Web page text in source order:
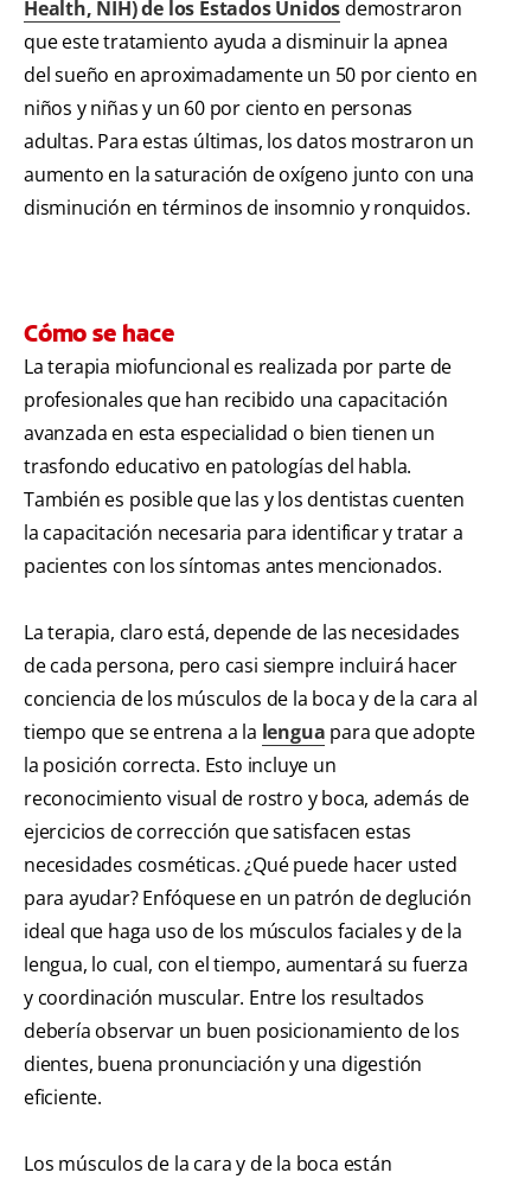
Health, NIH) de los Estados Unidosdemostraron
que este tratamiento ayuda a disminuir la apnea
del sueño en aproximadamente un 50 por ciento en
niños y niñas y un 60 por ciento en personas
adultas. Para estas últimas, los datos mostraron un
aumento en la saturación de oxígeno junto con una
disminución en términos de insomnio y ronquidos.
Cómo se hace
La terapia miofuncional es realizada por parte de
profesionales que han recibido una capacitación
avanzada en esta especialidad o bien tienen un
trasfondo educativo en patologías del habla.
También es posible que las y los dentistas cuenten
la capacitación necesaria para identificar y tratar a
pacientes con los síntomas antes mencionados.
La terapia, claro está, depende de las necesidades
de cada persona, pero casi siempre incluirá hacer
conciencia de los músculos de la boca y de la cara al
tiempo que se entrena a la lengua para que adopte
la posición correcta. Esto incluye un
reconocimiento visual de rostro y boca, además de
ejercicios de corrección que satisfacen estas
necesidades cosméticas. ¿Qué puede hacer usted
para ayudar? Enfóquese en un patrón de deglución
ideal que haga uso de los músculos faciales y de la
lengua, lo cual, con el tiempo, aumentará su fuerza
y coordinación muscular. Entre los resultados
debería observar un buen posicionamiento de los
dientes, buena pronunciación y una digestión
eficiente.
Los músculos de la cara y de la boca están